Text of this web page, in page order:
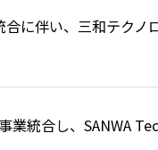
に伴い、三和テクノ
業統合し、SANWA